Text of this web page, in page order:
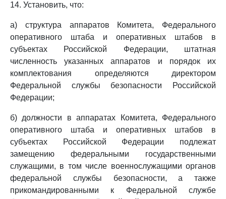
14. Установить, что:
а) структура аппаратов Комитета, Федерального
оперативного штаба и оперативных штабов в
субъектах Российской Федерации, штатная
численность указанных аппаратов и порядок их
комплектования определяются директором
Федеральной службы безопасности Российской
Федерации;
б) должности в аппаратах Комитета, Федерального
оперативного штаба и оперативных штабов в
субъектах Российской Федерации подлежат
замещению федеральными государственными
служащими, в том числе военнослужащими органов
федеральной службы безопасности, а также
прикомандированными к Федеральной службе